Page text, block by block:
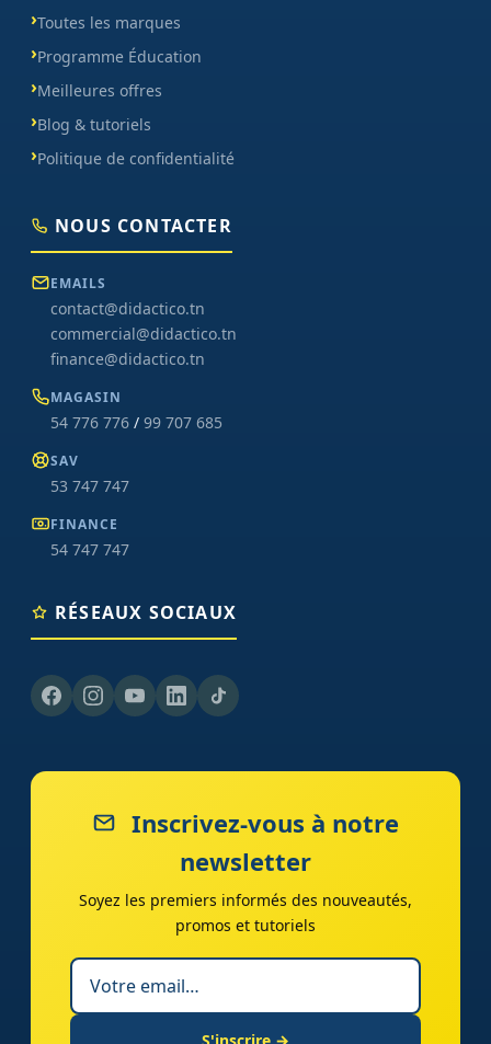
Toutes les marques
Programme Éducation
Meilleures offres
Blog & tutoriels
Politique de confidentialité
NOUS CONTACTER
EMAILS
contact@didactico.tn
commercial@didactico.tn
finance@didactico.tn
MAGASIN
54 776 776 / 99 707 685
SAV
53 747 747
FINANCE
54 747 747
RÉSEAUX SOCIAUX
Inscrivez-vous à notre
newsletter
Soyez les premiers informés des nouveautés,
promos et tutoriels